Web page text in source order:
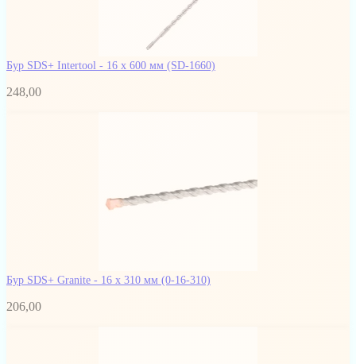
Бур SDS+ Intertool - 16 х 600 мм (SD-1660)
248,00
Бур SDS+ Granite - 16 х 310 мм (0-16-310)
206,00